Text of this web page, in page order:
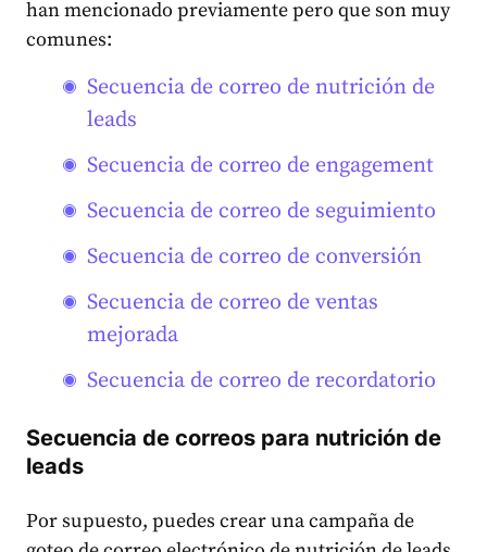
han mencionado previamente pero que son muy
comunes:
Secuencia de correo de nutrición de
leads
Secuencia de correo de engagement
Secuencia de correo de seguimiento
Secuencia de correo de conversión
Secuencia de correo de ventas
mejorada
Secuencia de correo de recordatorio
Secuencia de correos para nutrición de
leads
Por supuesto, puedes crear una campaña de